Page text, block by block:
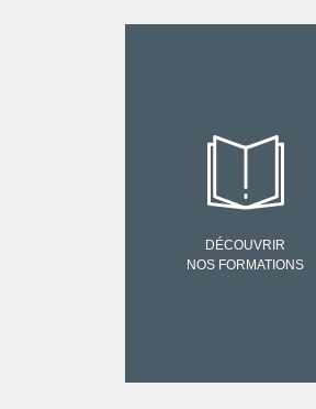
DÉCOUVRIR
NOS FORMATIONS